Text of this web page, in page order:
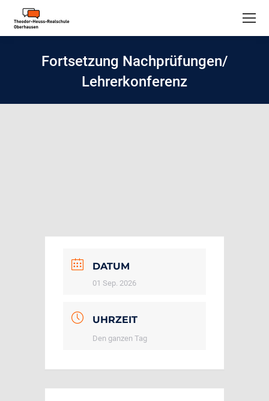
Fortsetzung Nachprüfungen/
Lehrerkonferenz
DATUM
01 Sep. 2026
UHRZEIT
Den ganzen Tag